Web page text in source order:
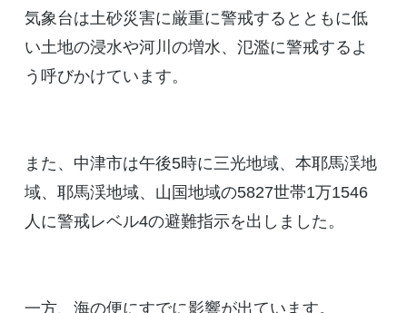
気象台は土砂災害に厳重に警戒するとともに低
い土地の浸水や河川の増水、氾濫に警戒するよ
う呼びかけています。
また、中津市は午後5時に三光地域、本耶馬渓地
域、耶馬渓地域、山国地域の5827世帯1万1546
人に警戒レベル4の避難指示を出しました。
一方、海の便にすでに影響が出ています。